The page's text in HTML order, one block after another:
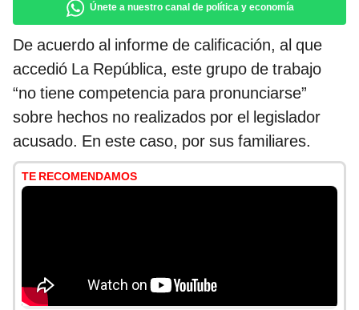
Únete a nuestro canal de política y economía
De acuerdo al informe de calificación, al que
accedió La República, este grupo de trabajo
“no tiene competencia para pronunciarse”
sobre hechos no realizados por el legislador
acusado. En este caso, por sus familiares.
TE RECOMENDAMOS